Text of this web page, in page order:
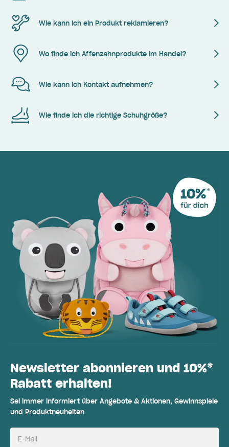
Wie kann ich ein Produkt reklamieren?
Wo finde ich Affenzahnprodukte im Handel?
Wie kann ich Kontakt aufnehmen?
Wie finde ich die richtige Schuhgröße?
Newsletter abonnieren und 10%*
Rabatt erhalten!
Sei immer informiert über Angebote & Aktionen, Gewinnspiele
und Produktneuheiten
E-Mail